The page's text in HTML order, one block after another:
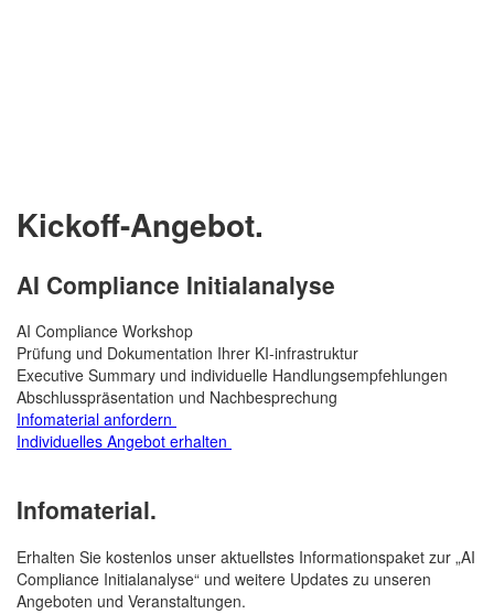
Kickoff-Angebot.
AI Compliance Initialanalyse
AI Compliance Workshop
Prüfung und Dokumentation Ihrer KI-infrastruktur
Executive Summary und individuelle Handlungsempfehlungen
Abschlusspräsentation und Nachbesprechung
Infomaterial anfordern
Individuelles Angebot erhalten
Infomaterial.
Erhalten Sie kostenlos unser aktuellstes Informationspaket zur „AI
Compliance Initialanalyse“ und weitere Updates zu unseren
Angeboten und Veranstaltungen.